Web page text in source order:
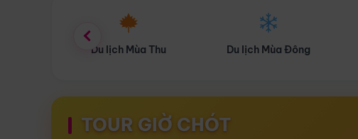
Du lịch Mùa Đông Combo Du lịch
TOUR GIỜ CHÓT
Điểm nổi bật